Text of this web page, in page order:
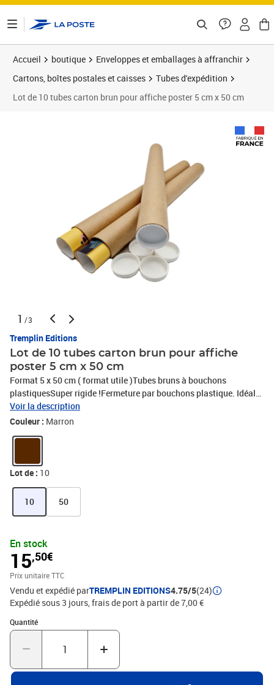
Accueil boutique
Enveloppes et emballages à affranchir
Cartons, boîtes postales et caisses
Tubes d'expédition
Lot de 10 tubes carton brun pour affiche poster 5 cm x 50 cm
1 /3
Tremplin Editions
Lot de 10 tubes carton brun pour affiche
poster 5 cm x 50 cm
Format 5 x 50 cm ( format utile )Tubes bruns à bouchons
plastiquesSuper rigide !Fermeture par bouchons plastique. Idéal
pour les affiches, objet de grande longueur.Protège vos produits
durant toute la durée de l'expédition.
Voir la description
Couleur : Marron
Lot de : 10
10 50
En stock
15,50€
Prix unitaire TTC
Vendu et expédié parTREMPLIN EDITIONS4.75/5(24)
Expédié sous 3 jours, frais de port à partir de 7,00 €
Quantité
Quantité : 1